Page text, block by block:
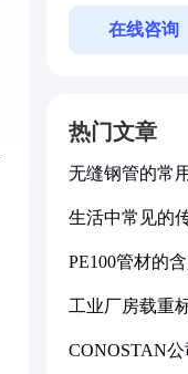
在线咨询
热门文章
无缝钢管的常
生活中常见的
PE100管材的
工业厂房载重
CONOSTAN